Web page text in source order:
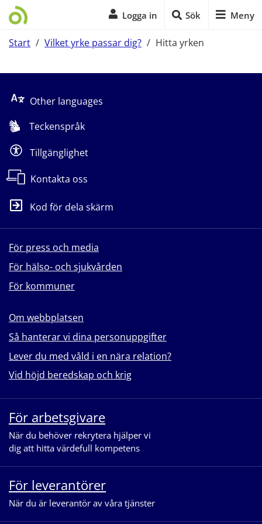
Logga in Sök Meny
Start / Vilket yrke passar dig? / Hitta yrken
Other languages
Teckenspråk
Tillgänglighet
Kontakta oss
Kod för dela skärm
För press och media
För hälso- och sjukvården
För kommuner
Om webbplatsen
Så hanterar vi dina personuppgifter
Lever du med våld i en nära relation?
Vid höjd beredskap och krig
För arbetsgivare
När du behöver rekrytera hjälper vi
dig att hitta värdefull kompetens
För leverantörer
När du är leverantör av våra tjänster